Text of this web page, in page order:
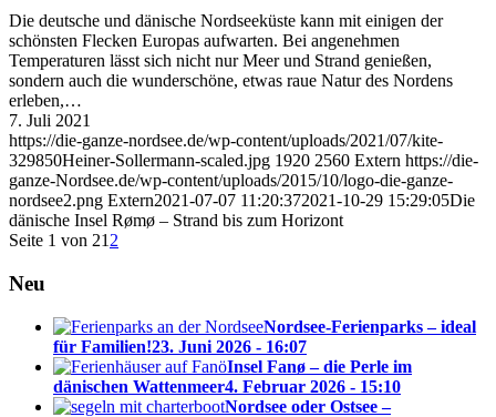
Die deutsche und dänische Nordseeküste kann mit einigen der
schönsten Flecken Europas aufwarten. Bei angenehmen
Temperaturen lässt sich nicht nur Meer und Strand genießen,
sondern auch die wunderschöne, etwas raue Natur des Nordens
erleben,…
7. Juli 2021
https://die-ganze-nordsee.de/wp-content/uploads/2021/07/kite-
329850Heiner-Sollermann-scaled.jpg 1920 2560 Extern https://die-
ganze-Nordsee.de/wp-content/uploads/2015/10/logo-die-ganze-
nordsee2.png Extern2021-07-07 11:20:372021-10-29 15:29:05Die
dänische Insel Rømø – Strand bis zum Horizont
Seite 1 von 21 2
Neu
Nordsee-Ferienparks – ideal
für Familien!23. Juni 2026 - 16:07
Insel Fanø – die Perle im
dänischen Wattenmeer4. Februar 2026 - 15:10
Nordsee oder Ostsee –